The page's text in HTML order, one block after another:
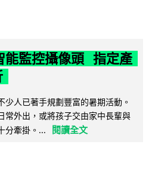
能監控攝像頭 指定產
人已著手規劃豐富的暑期活動。
常外出，或將孩子交由家中長輩與
分牽掛。...
閱讀全文